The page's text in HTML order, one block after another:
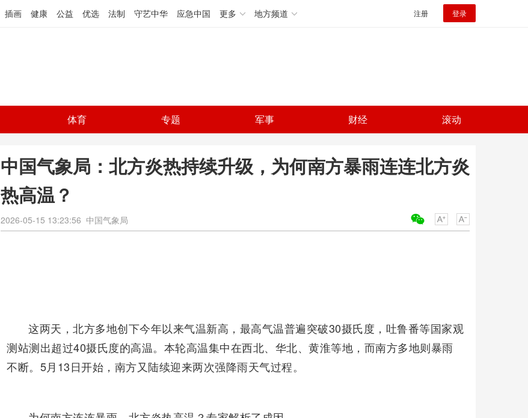
插画 健康 公益 优选 法制 守艺中华 应急中国 更多 地方频道 注册 登录
体育 专题 军事 财经 滚动
中国气象局：北方炎热持续升级，为何南方暴雨连连北方炎
热高温？
2026-05-15 13:23:56 中国气象局
这两天，北方多地创下今年以来气温新高，最高气温普遍突破30摄氏度，吐鲁番等国家观
测站测出超过40摄氏度的高温。本轮高温集中在西北、华北、黄淮等地，而南方多地则暴雨
不断。5月13日开始，南方又陆续迎来两次强降雨天气过程。